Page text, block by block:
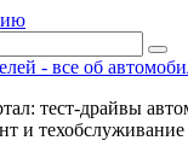
- все об
тест-драйвы
и техобслуживание